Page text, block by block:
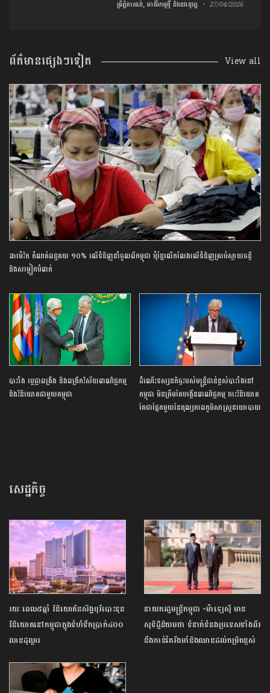
ព្រឹត្តិការណ៍, អាជីវកម្មថ្មី និងនវានុវត្ត 27/04/2026
ព័ត៌មានផ្សេងៗទៀត View all
អាម៉េរិក កំណត់ពន្ធគយ ១០% លើទំនិញនាំចូលពីកម្ពុជា ប៉ុន្តែលើកលែងលើទំនិញគ្រាប់ស្វាយចន្ទី
និងសម្លៀកបំពាក់
បារាំង​ ប្ដេជ្ញា​ពង្រឹង​ និង​ពង្រីក​វិស័យ​ពាណិជ្ជកម្ម​ ​
និង​វិនិយោគ​ជាមួយ​កម្ពុជា​
ដំណើរទស្សនកិច្ចរបស់មន្ត្រីជាន់ខ្ពស់បារាំងនៅ
កម្ពុជា មិនត្រឹមតែបង្កើនពាណិជ្ជកម្ម ការវិនិយោគ
តែជាផ្នែកមួយនៃតុល្យភាពភូមិសាស្ត្រនយោបាយ
សេដ្ឋកិច្ច
រយៈពេល៥ឆ្នាំ​ វិនិយោគិន​សិង្ហបុរីបោះទុន​
វិនិយោគ​នៅកម្ពុជា​ក្នុងទំហំទឹកប្រាក់៤០០​
លានដុល្លារ​
នាយករដ្ឋមន្ត្រីកម្ពុជា -ម៉ាឡេស៊ី មាន
សុទិដ្ឋិនិយមថា ទំនាក់ទំនងប្រទេសទាំងពីរ
នឹងកាន់តែរឹងមាំនិងឈានដល់កម្រិតខ្ពស់